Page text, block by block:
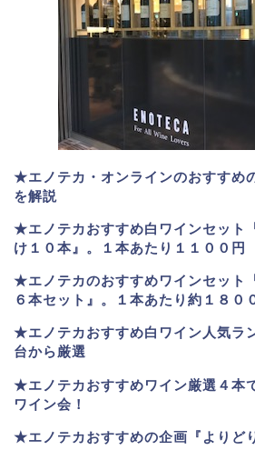
★エノテカ・オンラインのおすすめ
を解説
★エノテカおすすめ白ワインセット
け１０本』。１本あたり１１００円
★エノテカのおすすめワインセット
６本セット』。
１本あたり約１８０
★エノテカおすすめ白ワイン人気
台から厳選
★エノテカおすすめワイン厳選４本
ワイン会！
★エノテカおすすめの企画『よりど